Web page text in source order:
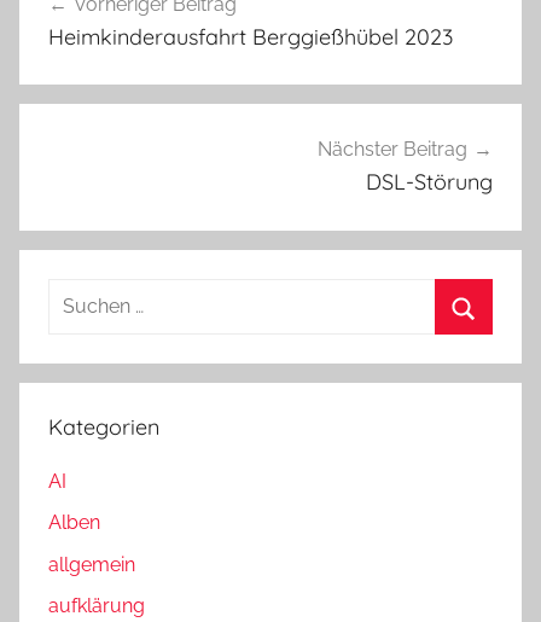
a
t
Beitragsnavigation
Heimkinderausfahrt Berggießhübel 2023
Nächster Beitrag
DSL-Störung
c
e
a
c
h
u
Kategorien
AI
Alben
allgemein
aufklärung